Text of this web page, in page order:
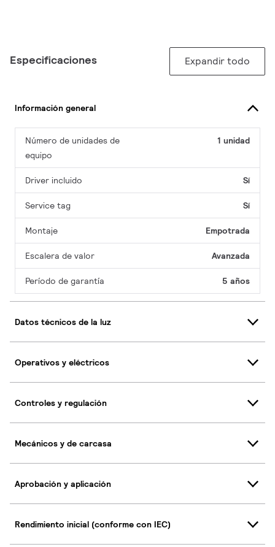
Especificaciones Expandir todo
Información general
Número de unidades de
equipo
1 unidad
Driver incluido Sí
Service tag Sí
Montaje Empotrada
Escalera de valor Avanzada
Período de garantía 5 años
Datos técnicos de la luz
Operativos y eléctricos
Controles y regulación
Mecánicos y de carcasa
Aprobación y aplicación
Rendimiento inicial (conforme con IEC)